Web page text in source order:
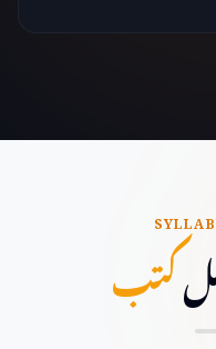
کتب